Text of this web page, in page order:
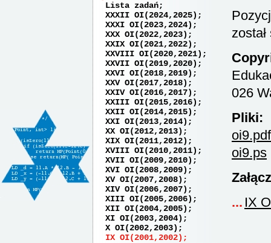
Lista zadań
XXXII OI(2024,2025)
XXXI OI(2023,2024)
XXX OI(2022,2023)
XXIX OI(2021,2022)
XXVIII OI(2020,2021)
XXVII OI(2019,2020)
XXVI OI(2018,2019)
XXV OI(2017,2018)
XXIV OI(2016,2017)
XXIII OI(2015,2016)
XXII OI(2014,2015)
XXI OI(2013,2014)
XX OI(2012,2013)
XIX OI(2011,2012)
XVIII OI(2010,2011)
XVII OI(2009,2010)
XVI OI(2008,2009)
XV OI(2007,2008)
XIV OI(2006,2007)
XIII OI(2005,2006)
XII OI(2004,2005)
XI OI(2003,2004)
X OI(2002,2003)
IX OI(2001,2002)
026
Pliki:
oi9.pdf
oi9.ps
IX